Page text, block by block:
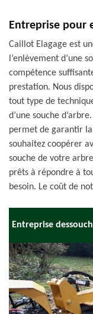
Entreprise pour
Caillot Elagage est
l’enlèvement d’une
compétence
prestation. Nous
tout type de
d’une souche
permet de garantir
souhaitez coopérer
souche de votre
prêts à répondre à
besoin. Le coût de
Entreprise